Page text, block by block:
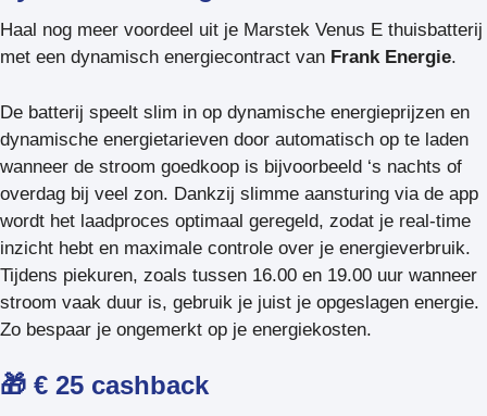
Haal nog meer voordeel uit je Marstek Venus E thuisbatterij
met een dynamisch energiecontract van Frank Energie.
De batterij speelt slim in op dynamische energieprijzen en
dynamische energietarieven door automatisch op te laden
wanneer de stroom goedkoop is bijvoorbeeld ‘s nachts of
overdag bij veel zon. Dankzij slimme aansturing via de app
wordt het laadproces optimaal geregeld, zodat je real-time
inzicht hebt en maximale controle over je energieverbruik.
Tijdens piekuren, zoals tussen 16.00 en 19.00 uur wanneer
stroom vaak duur is, gebruik je juist je opgeslagen energie.
Zo bespaar je ongemerkt op je energiekosten.
🎁 € 25 cashback